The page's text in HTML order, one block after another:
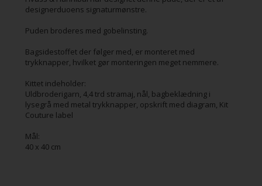
designerduoens signaturmønstre.
Puden broderes med gobelinsting.
Bagsidestoffet der følger med, er monteret med
trykknapper, hvilket gør monteringen meget nemmere.
Kittet indeholder:
Uldbroderigarn, 4,4 trd stramaj, nål, bagbeklædning i
lysegrå med metal trykknapper, opskrift med diagram, Kit
Couture label
Mål:
40 x 40 cm